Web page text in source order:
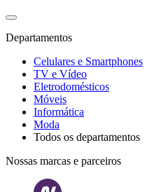
Departamentos
Celulares e Smartphones
TV e Vídeo
Eletrodomésticos
Móveis
Informática
Moda
Todos os departamentos
Nossas marcas e parceiros